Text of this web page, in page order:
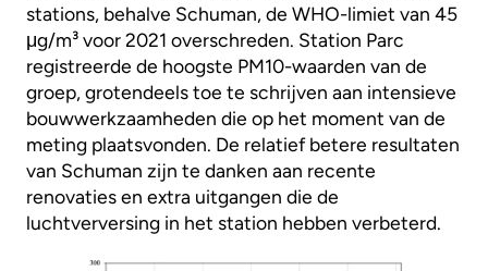
stations, behalve Schuman, de WHO-limiet van 45
μg/m³ voor 2021 overschreden. Station Parc
registreerde de hoogste PM10-waarden van de
groep, grotendeels toe te schrijven aan intensieve
bouwwerkzaamheden die op het moment van de
meting plaatsvonden. De relatief betere resultaten
van Schuman zijn te danken aan recente
renovaties en extra uitgangen die de
luchtverversing in het station hebben verbeterd.